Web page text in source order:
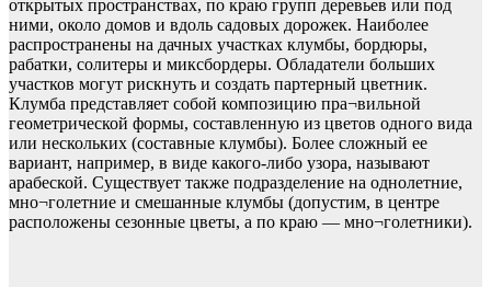
открытых пространствах, по краю групп деревьев или под
ними, около домов и вдоль садовых дорожек. Наиболее
распространены на дачных участках клумбы, бордюры,
рабатки, солитеры и миксбордеры. Обладатели больших
участков могут рискнуть и создать партерный цветник.
Клумба представляет собой композицию пра¬вильной
геометрической формы, составленную из цветов одного вида
или нескольких (составные клумбы). Более сложный ее
вариант, например, в виде какого-либо узора, называют
арабеской. Существует также подразделение на однолетние,
мно¬голетние и смешанные клумбы (допустим, в центре
расположены сезонные цветы, а по краю — мно¬голетники).